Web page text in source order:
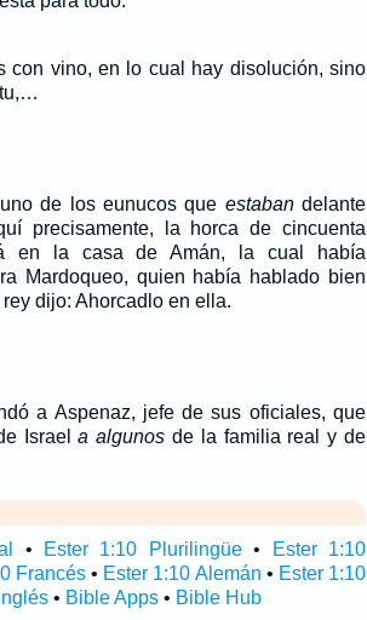
con vino, en lo cual hay disolución, sino
de los eunucos que estabandelante
precisamente, la horca de cincuenta
en la casa de Amán, la cual había
Mardoqueo, quien había hablado bien
dijo: Ahorcadlo en ella.
a Aspenaz, jefe de sus oficiales, que
Israela algunos de la familia real y de
• Ester 1:10 Plurilingüe•
Ester 1:10
Francés • Ester 1:10 Alemán • Ester 1:10
• Bible Apps• Bible Hub